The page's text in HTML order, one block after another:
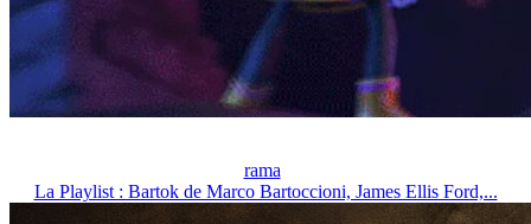
rama
La Playlist : Bartok de Marco Bartoccioni, James Ellis Ford,...